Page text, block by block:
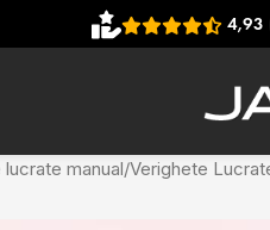
4,93(906 recenzii)
manual Verighete